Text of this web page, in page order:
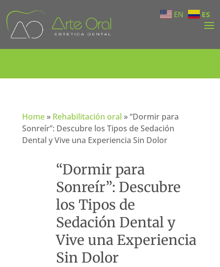
Home» Rehabilitación oral »“Dormir para
Sonreír”: Descubre los Tipos de Sedación
Dental y Vive una Experiencia Sin Dolor
“Dormir para
Sonreír”: Descubre
los Tipos de
Sedación Dental y
Vive una Experiencia
Sin Dolor
EN ES